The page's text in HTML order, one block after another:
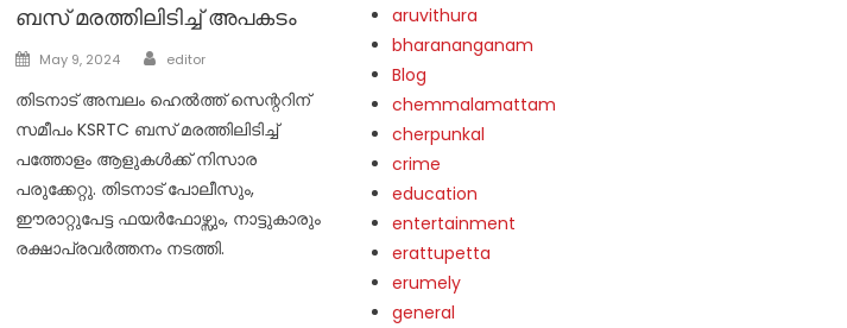
ബസ് മരത്തിലിടിച്ച് അപകടം
Posted
May 9, 2024 Author
editor
തിടനാട് അമ്പലം ഹെൽത്ത് സെന്ററിന്
സമീപം KSRTC ബസ് മരത്തിലിടിച്ച്
പത്തോളം ആളുകൾക്ക് നിസാര
പരുക്കേറ്റു. തിടനാട് പോലീസും,
ഈരാറ്റുപേട്ട ഫയർഫോഴ്സും, നാട്ടുകാരും
രക്ഷാപ്രവർത്തനം നടത്തി.
aruvithura
bharananganam
Blog
chemmalamattam
cherpunkal
crime
education
entertainment
erattupetta
erumely
general